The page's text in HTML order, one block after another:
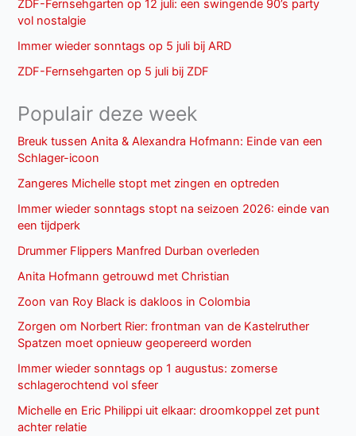
ZDF-Fernsehgarten op 12 juli: een swingende 90’s party
vol nostalgie
Immer wieder sonntags op 5 juli bij ARD
ZDF-Fernsehgarten op 5 juli bij ZDF
Populair deze week
Breuk tussen Anita & Alexandra Hofmann: Einde van een
Schlager-icoon
Zangeres Michelle stopt met zingen en optreden
Immer wieder sonntags stopt na seizoen 2026: einde van
een tijdperk
Drummer Flippers Manfred Durban overleden
Anita Hofmann getrouwd met Christian
Zoon van Roy Black is dakloos in Colombia
Zorgen om Norbert Rier: frontman van de Kastelruther
Spatzen moet opnieuw geopereerd worden
Immer wieder sonntags op 1 augustus: zomerse
schlagerochtend vol sfeer
Michelle en Eric Philippi uit elkaar: droomkoppel zet punt
achter relatie